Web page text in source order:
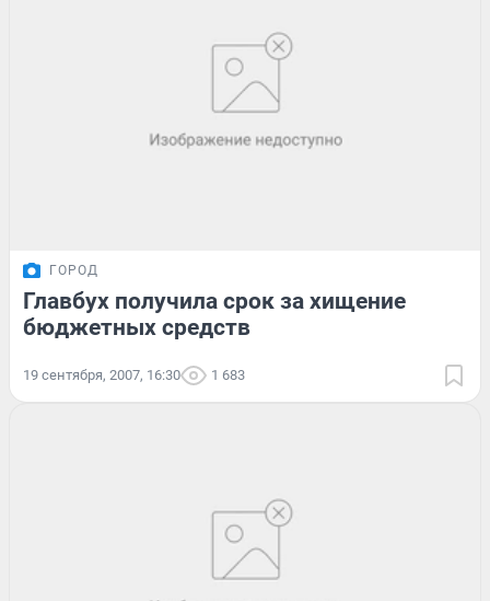
ГОРОД
Главбух получила срок за хищение
бюджетных средств
19 сентября, 2007, 16:30 1 683